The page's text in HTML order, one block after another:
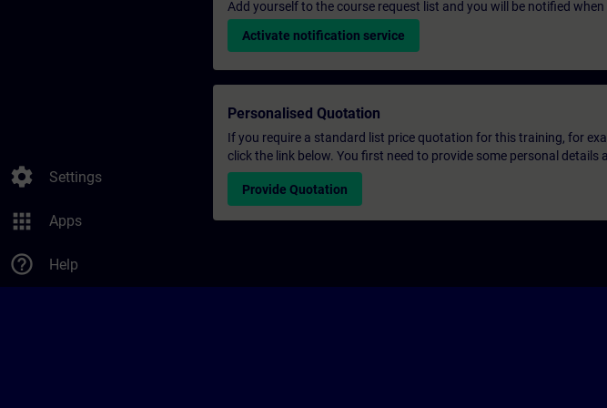
settings Settings
apps Apps
help_outline Help
Add yourself to the course request list and you will be notified
Activate notification service
Personalised Quotation
If you require a standard list price quotation for this training, for
click the link below. You first need to provide some personal
Provide Quotation